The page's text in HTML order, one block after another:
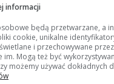
informacji
będą przetwarzane, a
cookie, unikalne
i przechowywane
im. Mogą też być
możemy używać dokładnych